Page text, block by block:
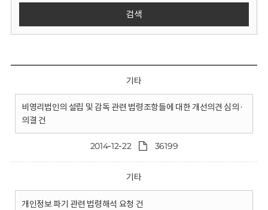
검색
기타
비영리법인의 설립 및 감독 관련 법령조항들에 대한 개선의견 심의·
의결 건
2014-12-22 36199
기타
개인정보 파기 관련 법령해석 요청 건